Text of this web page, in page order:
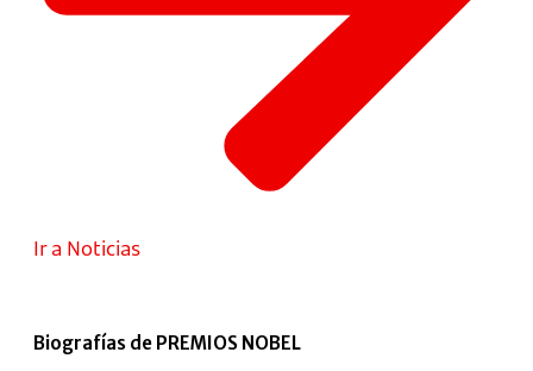
Ir a Noticias
Biografías de PREMIOS NOBEL